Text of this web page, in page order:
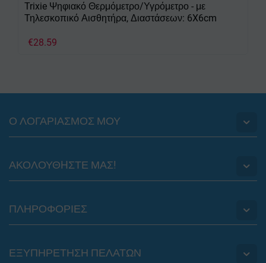
Trixie Ψηφιακό Θερμόμετρο/Υγρόμετρο - με
Τηλεσκοπικό Αισθητήρα, Διαστάσεων: 6X6cm
€28.59
Ο ΛΟΓΑΡΙΑΣΜΟΣ ΜΟΥ
ΑΚΟΛΟΥΘHΣΤΕ ΜΑΣ!
ΠΛΗΡΟΦΟΡΙΕΣ
ΕΞΥΠΗΡΕΤΗΣΗ ΠΕΛΑΤΩΝ